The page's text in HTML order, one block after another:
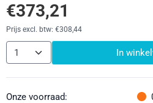
€373,21
Prijs excl. btw: €308,44
Aantal In
Onze voorraad: